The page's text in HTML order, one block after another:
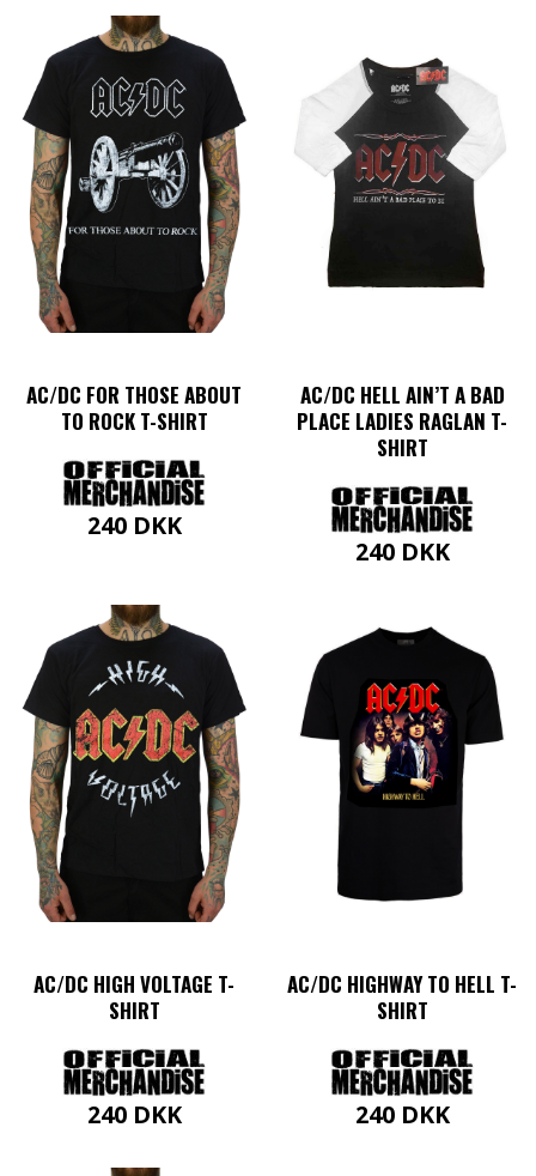
vare
har
varianter.
Mulighederne
kan
vælges
på
varesiden
flere
varianter.
Mulighederne
kan
vælges
på
varesiden
AC/DC FOR THOSE ABOUT
TO ROCK T-SHIRT
240 DKK
har
flere
varianter.
Mulighederne
kan
vælges
på
varesiden
AC/DC HELL AIN’T A BAD
PLACE LADIES RAGLAN T-
SHIRT
240 DKK
har
varianter.
Mulighederne
kan
vælges
på
varesiden
AC/DC HIGH VOLTAGE T-
SHIRT
240 DKK
vare
AC/DC HIGHWAY TO HELL T-
SHIRT
240 DKK